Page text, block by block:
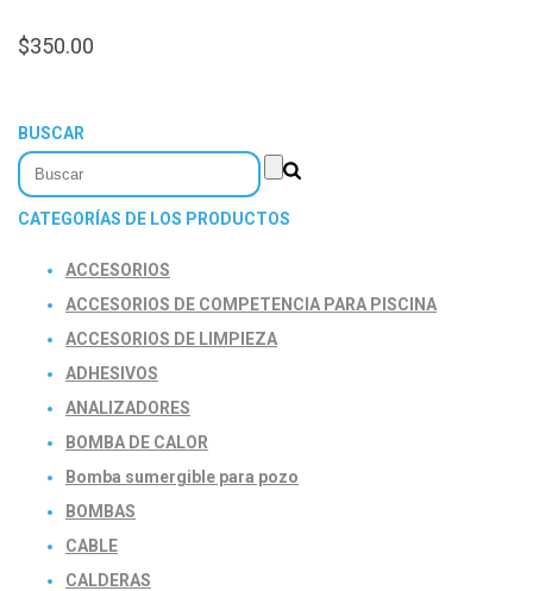
$350.00
BUSCAR
CATEGORÍAS DE LOS PRODUCTOS
ACCESORIOS
ACCESORIOS DE COMPETENCIA PARA PISCINA
ACCESORIOS DE LIMPIEZA
ADHESIVOS
ANALIZADORES
BOMBA DE CALOR
Bomba sumergible para pozo
BOMBAS
CABLE
CALDERAS